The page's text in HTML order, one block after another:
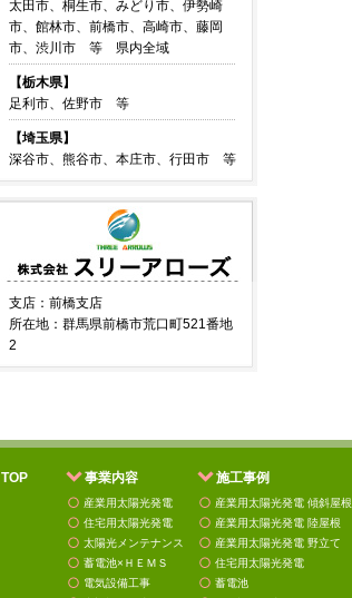
太田市、桐生市、みどり市、伊勢崎
市、館林市、前橋市、高崎市、藤岡
市、渋川市 等 県内全域
【栃木県】
足利市、佐野市 等
【埼玉県】
深谷市、熊谷市、本庄市、行田市 等
支店：前橋支店
所在地：群馬県前橋市荒口町521番地
2
TOP 事業内容
産業用太陽光発電
住宅用太陽光発電
太陽光メンテナンス
蓄電池×ＨＥＭＳ
電気設備工事
施工事例
産業用太陽光発電 傾斜屋根
産業用太陽光発電 陸屋根
産業用太陽光発電 野立て
住宅用太陽光発電
蓄電池